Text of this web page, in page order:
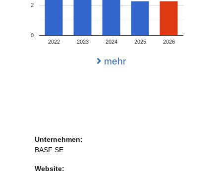
2022 2023 2024 2025 2026
0
2
mehr
Unternehmen:
BASF SE
Website: